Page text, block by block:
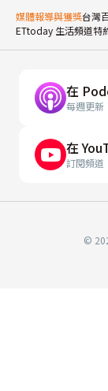
媒體報導與獲獎台灣
ETtoday 生活頻道特
在
每週更
在
訂閱頻
©